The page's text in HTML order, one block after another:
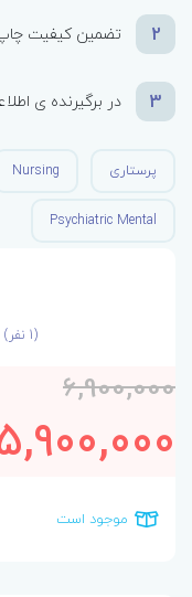
2 تضمین کیفیت
3 در برگیرنده ی
پرستاری Nursing
Psychiatric Mental
(1 نفر)
6,900,000
موجود است